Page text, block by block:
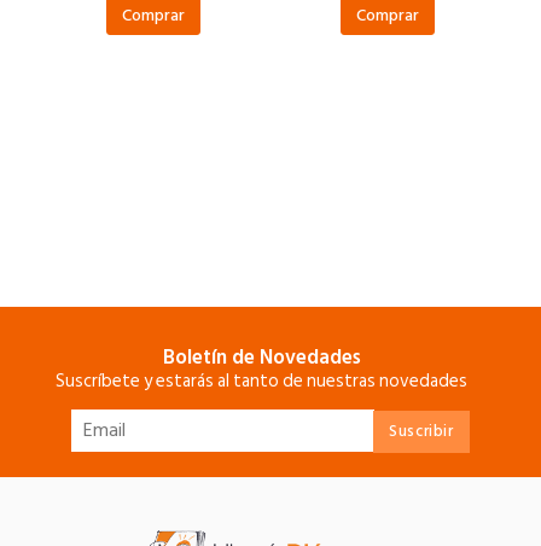
Comprar Comprar
Boletín de Novedades
Suscríbete y estarás al tanto de nuestras novedades